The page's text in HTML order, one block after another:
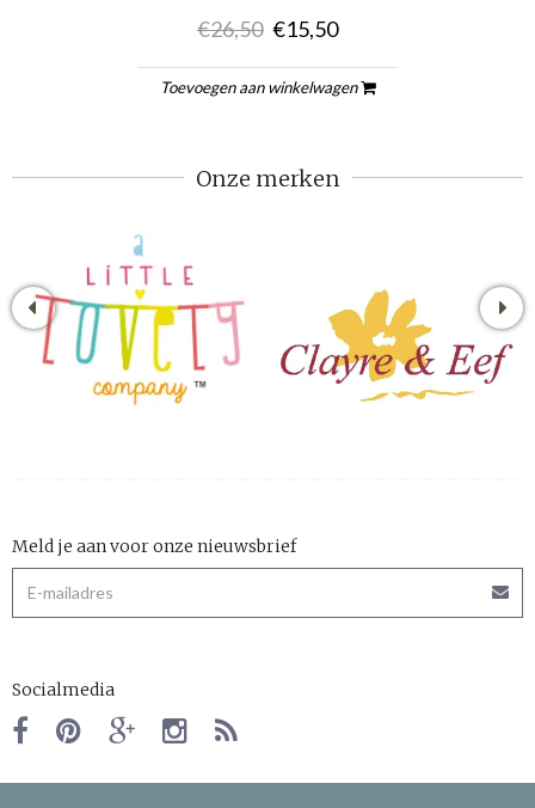
€26,50 €15,50
Toevoegen aan winkelwagen
Onze merken
Meld je aan voor onze nieuwsbrief
Socialmedia